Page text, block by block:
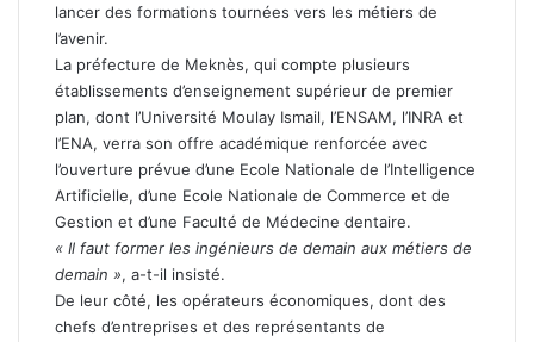
lancer des formations tournées vers les métiers de
l’avenir.
La préfecture de Meknès, qui compte plusieurs
établissements d’enseignement supérieur de premier
plan, dont l’Université Moulay Ismail, l’ENSAM, l’INRA et
l’ENA, verra son offre académique renforcée avec
l’ouverture prévue d’une Ecole Nationale de l’Intelligence
Artificielle, d’une Ecole Nationale de Commerce et de
Gestion et d’une Faculté de Médecine dentaire.
« Il faut former les ingénieurs de demain aux métiers de
demain », a-t-il insisté.
De leur côté, les opérateurs économiques, dont des
chefs d’entreprises et des représentants de